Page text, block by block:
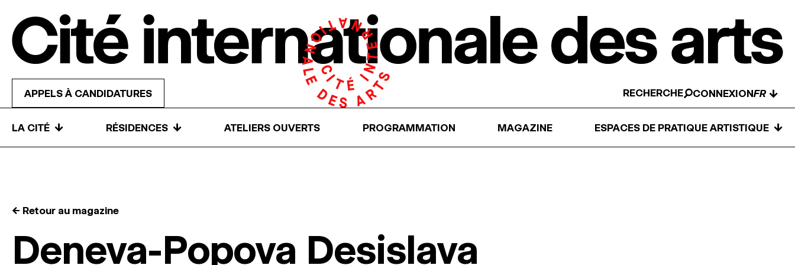
APPELS À CANDIDATURES RECHERCHE CONNEXION ↓
LA CITÉ ↓ RÉSIDENCES ↓ ATELIERS OUVERTS PROGRAMMATION MAGAZINE ESPACES DE PRATIQUE ARTISTIQUE ↓
← Retour au magazine
Deneva-Popova Desislava